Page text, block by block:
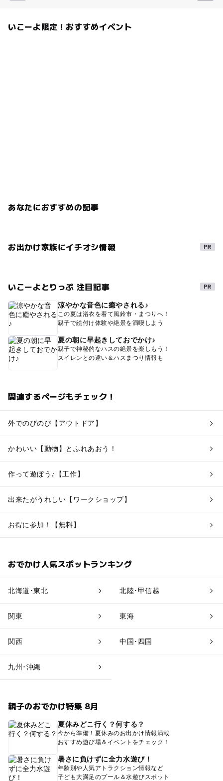
いこーよ限定！おすすめイベント
あなたにおすすめの記事
お出かけ家族にイチオシ情報
いこーよとりっぷ 注目記事
涼やかな音色に癒やされる♪
この夏は浴衣を着て風鈴市・まつりへ！
親子で絵付け体験や絶景を満喫しよう
夏の朝に早起きしておでかけ♪
親子で神秘的なハスの絶景を楽しもう！
スイレンとの違い＆ハスまつり情報も
関連するページもチェック！
外でのびのび【アウトドア】
かわいい【動物】とふれあおう！
作って遊ぼう♪【工作】
出来たがうれしい【ワークショップ】
お得に参加！【無料】
おでかけ人気スポットランキング
北海道･東北 北陸･甲信越
関東 東海
関西 中国･四国
九州･沖縄
親子のおでかけ特集 8月
夏休みどこ行く？何する？
今から準備！夏休みのお出かけ情報満載
おすすめ遊び場＆イベントをチェック！
暑さに負けずに全力水遊び！
年齢別や人気アトラクション情報など
子ども大満足のプール＆水遊びスポット